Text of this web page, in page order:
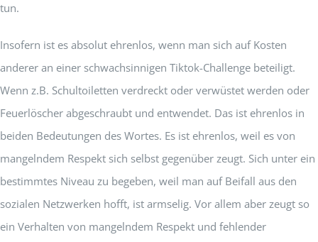
tun.
Insofern ist es absolut ehrenlos, wenn man sich auf Kosten
anderer an einer schwachsinnigen Tiktok-Challenge beteiligt.
Wenn z.B. Schultoiletten verdreckt oder verwüstet werden oder
Feuerlöscher abgeschraubt und entwendet. Das ist ehrenlos in
beiden Bedeutungen des Wortes. Es ist ehrenlos, weil es von
mangelndem Respekt sich selbst gegenüber zeugt. Sich unter ein
bestimmtes Niveau zu begeben, weil man auf Beifall aus den
sozialen Netzwerken hofft, ist armselig. Vor allem aber zeugt so
ein Verhalten von mangelndem Respekt und fehlender